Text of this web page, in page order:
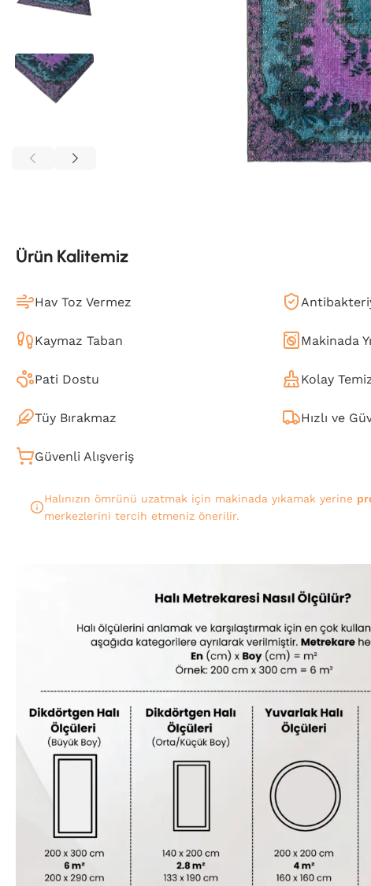
Ürün Kalitemiz
Hav Toz Vermez
Kaymaz Taban Makinada
Pati Dostu Kolay
Tüy Bırakmaz Hızlı ve
Güvenli Alışveriş
Halınızın ömrünü uzatmak için makinada yıkamak yerine
merkezlerini tercih etmeniz önerilir.